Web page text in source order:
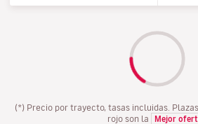
(*) Precio por trayecto, tasas incluidas.
rojo son la
Mejor